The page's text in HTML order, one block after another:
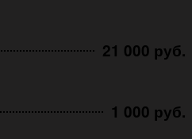
21 000 руб.
1 000 руб.